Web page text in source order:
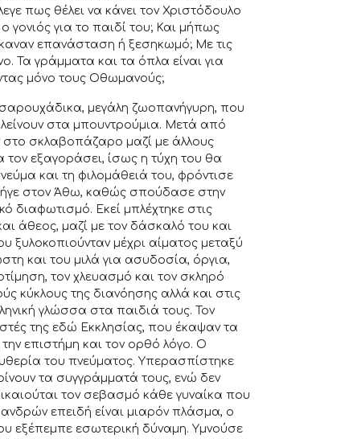
πως θέλει να κάνει τον Χριστόδουλο
γονιός για το παιδί του; Και μήπως
επανάσταση ή ξεσηκωμό; Με τις
Τα γράμματα και τα όπλα είναι για
μόνο τους Οθωμανούς;
μεγάλη ζωοπανήγυρη, που
στα μπουντρούμια. Μετά από
στο σκλαβοπάζαρο μαζί με άλλους
τον εξαγοράσει, ίσως η τύχη του θα
και τη φιλομάθειά του, φρόντισε
στον Άθω, καθώς σπούδασε στην
διαφωτισμό. Εκεί μπλέχτηκε στις
άθεος, μαζί με τον δάσκαλό του και
ξυλοκοπιούνταν μέχρι αίματος μεταξύ
και του μιλά για ασυδοσία, όργια,
τον χλευασμό και τον σκληρό
κύκλους της διανόησης αλλά και στις
γλώσσα στα παιδιά τους. Τον
της εδώ Εκκλησίας, που έκαψαν τα
επιστήμη και τον ορθό λόγο. Ο
του πνεύματος. Υπερασπίστηκε
τα συγγράμματά τους, ενώ δεν
τον σεβασμό κάθε γυναίκα που
επειδή είναι μιαρόν πλάσμα, ο
εξέπεμπε εσωτερική δύναμη. Υμνούσε